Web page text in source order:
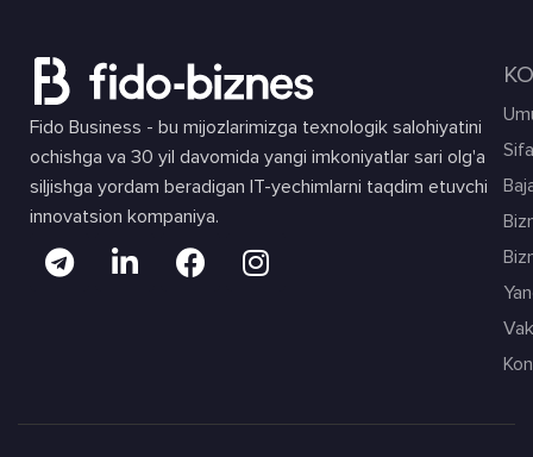
Fido Business - bu mijozlarimizga texnologik salohiyatini
ochishga va 30 yil davomida yangi imkoniyatlar sari olg'a
siljishga yordam beradigan IT-yechimlarni taqdim etuvchi
innovatsion kompaniya.